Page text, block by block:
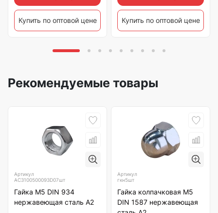
Купить по оптовой цене Купить по оптовой цене
Рекомендуемые товары
Артикул
АС3100500093D07шт
Гайка М5 DIN 934
нержавеющая сталь А2
Артикул
гкн5шт
Гайка колпачковая М5
DIN 1587 нержавеющая